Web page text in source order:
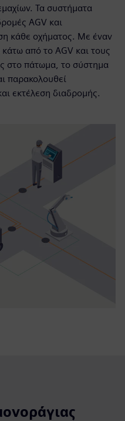
Τα συστήματα
AGV και
κάθε οχήματος. Με έναν
από το AGV και τους
στο πάτωμα, το σύστημα
παρακολουθεί
εκτέλεση διαδρομής.